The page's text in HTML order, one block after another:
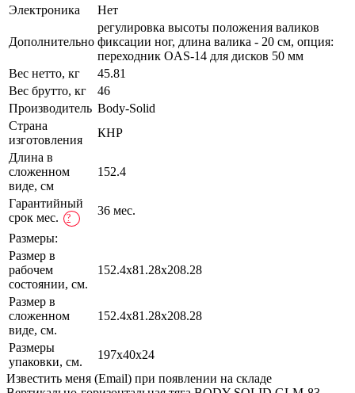
Электроника
Нет
Дополнительно
регулировка высоты положения валиков
фиксации ног, длина валика - 20 см, опция:
переходник OAS-14 для дисков 50 мм
Вес нетто, кг
45.81
Вес брутто, кг
46
Производитель Body-Solid
Страна
изготовления
КНР
Длина в
сложенном
виде, см
152.4
Гарантийный
срок мес.
?
36 мес.
Размеры:
Размер в
рабочем
состоянии, см.
152.4х81.28x208.28
Размер в
сложенном
виде, см.
152.4х81.28x208.28
Размеры
упаковки, см.
197х40x24
Известить меня (Email) при появлении на складе